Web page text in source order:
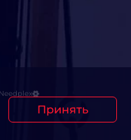
Needplex
Принять